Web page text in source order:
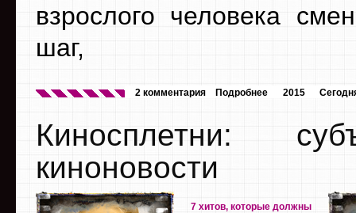
взрослого человека
шаг,
2015
2 комментария Подробнее
Киносплетни:
киноновости
7 хитов, которые должны